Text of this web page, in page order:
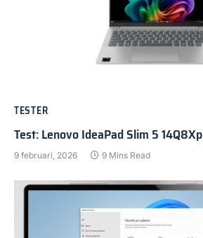
TESTER
Test: Lenovo IdeaPad Slim 5 14Q8Xp
9 februari, 2026 9 Mins Read